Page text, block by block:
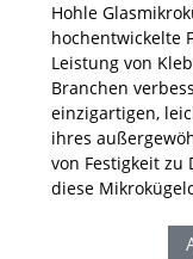
Hohle
hochentwickelte
Leistung von
Branchen
einzigartigen,
ihres
von Festigkeit zu
diese